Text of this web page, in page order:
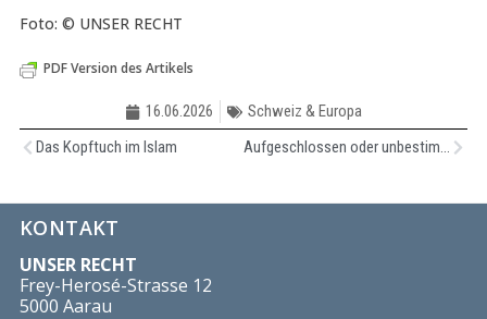
Foto: © UNSER RECHT
PDF Version des Artikels
16.06.2026
Schweiz & Europa
Das Kopftuch im Islam
Aufgeschlossen oder unbestimmt?
KONTAKT
UNSER RECHT
Frey-Herosé-Strasse 12
5000 Aarau